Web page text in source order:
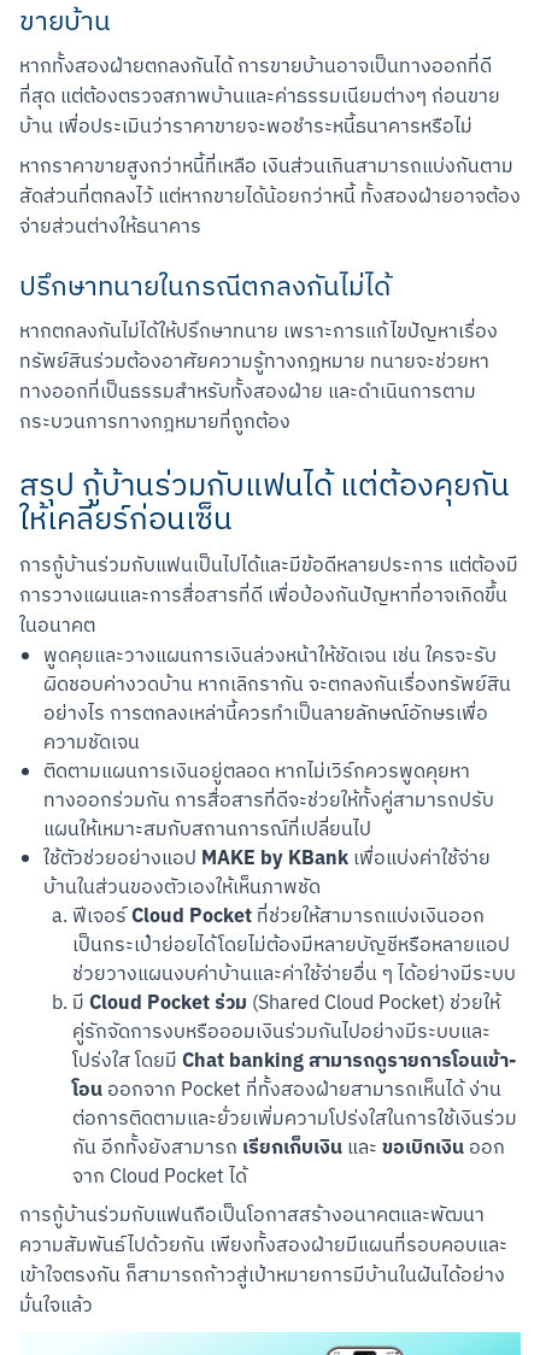
ขายบ้าน
หากทั้งสองฝ่ายตกลงกันได้ การขายบ้านอาจเป็นทางออกที่ดี
ที่สุด แต่ต้องตรวจสภาพบ้านและค่าธรรมเนียมต่างๆ ก่อนขาย
บ้าน เพื่อประเมินว่าราคาขายจะพอชำระหนี้ธนาคารหรือไม่
หากราคาขายสูงกว่าหนี้ที่เหลือ เงินส่วนเกินสามารถแบ่งกันตาม
สัดส่วนที่ตกลงไว้ แต่หากขายได้น้อยกว่าหนี้ ทั้งสองฝ่ายอาจต้อง
จ่ายส่วนต่างให้ธนาคาร
ปรึกษาทนายในกรณีตกลงกันไม่ได้
หากตกลงกันไม่ได้ให้ปรึกษาทนาย เพราะการแก้ไขปัญหาเรื่อง
ทรัพย์สินร่วมต้องอาศัยความรู้ทางกฎหมาย ทนายจะช่วยหา
ทางออกที่เป็นธรรมสำหรับทั้งสองฝ่าย และดำเนินการตาม
กระบวนการทางกฎหมายที่ถูกต้อง
สรุป กู้บ้านร่วมกับแฟนได้ แต่ต้องคุยกัน
ให้เคลียร์ก่อนเซ็น
การกู้บ้านร่วมกับแฟนเป็นไปได้และมีข้อดีหลายประการ แต่ต้องมี
การวางแผนและการสื่อสารที่ดี เพื่อป้องกันปัญหาที่อาจเกิดขึ้น
ในอนาคต
พูดคุยและวางแผนการเงินล่วงหน้าให้ชัดเจน เช่น ใครจะรับ
ผิดชอบค่างวดบ้าน หากเลิกรากัน จะตกลงกันเรื่องทรัพย์สิน
อย่างไร การตกลงเหล่านี้ควรทำเป็นลายลักษณ์อักษรเพื่อ
ความชัดเจน
ติดตามแผนการเงินอยู่ตลอด หากไม่เวิร์กควรพูดคุยหา
ทางออกร่วมกัน การสื่อสารที่ดีจะช่วยให้ทั้งคู่สามารถปรับ
แผนให้เหมาะสมกับสถานการณ์ที่เปลี่ยนไป
ใช้ตัวช่วยอย่างแอป MAKE by KBankเพื่อแบ่งค่าใช้จ่าย
บ้านในส่วนของตัวเองให้เห็นภาพชัด
ฟีเจอร์Cloud Pocketที่ช่วยให้สามารถแบ่งเงินออก
เป็นกระเป๋าย่อยได้โดยไม่ต้องมีหลายบัญชีหรือหลายแอป
ช่วยวางแผนงบค่าบ้านและค่าใช้จ่ายอื่น ๆ ได้อย่างมีระบบ
มีCloud Pocket ร่วม (Shared Cloud Pocket) ช่วยให้
คู่รักจัดการงบหรือออมเงินร่วมกันไปอย่างมีระบบและ
โปร่งใส โดยมีChat banking สามารถดูรายการโอนเข้า-
โอนออกจาก Pocket ที่ทั้งสองฝ่ายสามารถเห็นได้ ง่าน
ต่อการติดตามและยั่วยเพิ่มความโปร่งใสในการใช้เงินร่วม
กัน อีกทั้งยังสามารถ เรียกเก็บเงินและขอเบิกเงินออก
จาก Cloud Pocket ได้
การกู้บ้านร่วมกับแฟนถือเป็นโอกาสสร้างอนาคตและพัฒนา
ความสัมพันธ์ไปด้วยกัน เพียงทั้งสองฝ่ายมีแผนที่รอบคอบและ
เข้าใจตรงกัน ก็สามารถก้าวสู่เป้าหมายการมีบ้านในฝันได้อย่าง
มั่นใจแล้ว